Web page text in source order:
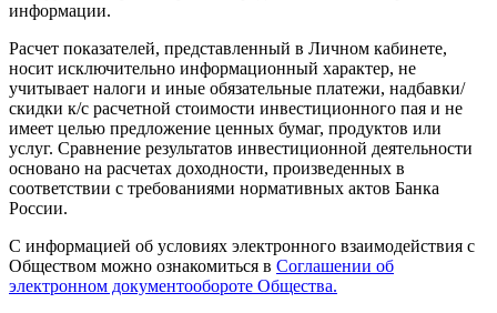
информации.
Расчет показателей, представленный в Личном кабинете,
носит исключительно информационный характер, не
учитывает налоги и иные обязательные платежи, надбавки/
скидки к/с расчетной стоимости инвестиционного пая и не
имеет целью предложение ценных бумаг, продуктов или
услуг. Сравнение результатов инвестиционной деятельности
основано на расчетах доходности, произведенных в
соответствии с требованиями нормативных актов Банка
России.
С информацией об условиях электронного взаимодействия с
Обществом можно ознакомиться в Соглашении об
электронном документообороте Общества.